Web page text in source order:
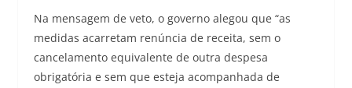
Na mensagem de veto, o governo alegou que “as
medidas acarretam renúncia de receita, sem o
cancelamento equivalente de outra despesa
obrigatória e sem que esteja acompanhada de